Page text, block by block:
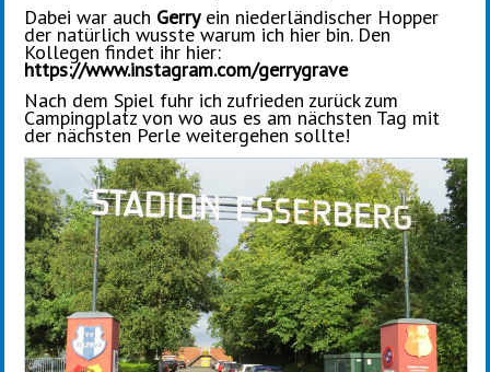
Dabei war auch Gerryein niederländischer Hopper
der natürlich wusste warum ich hier bin. Den
Kollegen findet ihr hier:
https://www.instagram.com/gerrygrave
Nach dem Spiel fuhr ich zufrieden zurück zum
Campingplatz von wo aus es am nächsten Tag mit
der nächsten Perle weitergehen sollte!